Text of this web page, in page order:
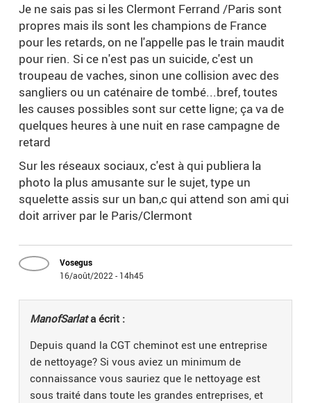
Je ne sais pas si les Clermont Ferrand /Paris sont
propres mais ils sont les champions de France
pour les retards, on ne l'appelle pas le train maudit
pour rien. Si ce n'est pas un suicide, c'est un
troupeau de vaches, sinon une collision avec des
sangliers ou un caténaire de tombé...bref, toutes
les causes possibles sont sur cette ligne; ça va de
quelques heures à une nuit en rase campagne de
retard
Sur les réseaux sociaux, c'est à qui publiera la
photo la plus amusante sur le sujet, type un
squelette assis sur un ban,c qui attend son ami qui
doit arriver par le Paris/Clermont
Vosegus
16/août/2022 - 14h45
ManofSarlata écrit :
Depuis quand la CGT cheminot est une entreprise
de nettoyage? Si vous aviez un minimum de
connaissance vous sauriez que le nettoyage est
sous traité dans toute les grandes entreprises, et